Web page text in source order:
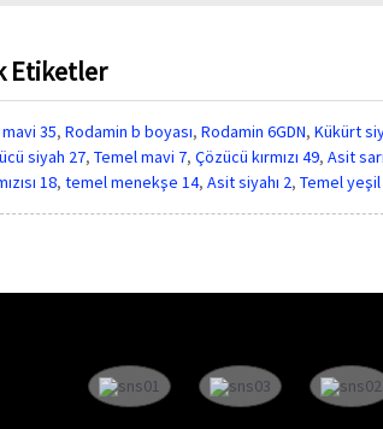
Etiketler
35, Rodamin b boyası, Rodamin 6GDN, Kükürt
siyah 27, Temel mavi 7, Çözücü kırmızı 49, Asit
18, temel menekşe 14, Asit siyahı 2, Temel yeşil